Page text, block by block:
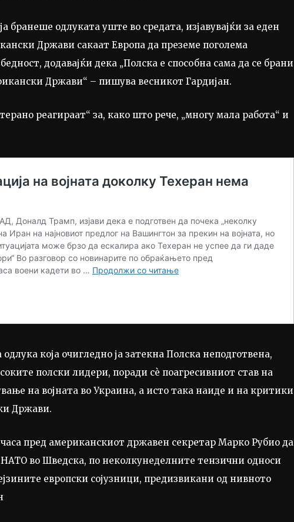
бранеше одлуката уште во средата, изјавувајќи за еден
Држави сакаат Европа да преземе поголема
додавајќи дека „Полска е способна сама да се брани
Држави“ – пишува весникот Гардијан.
реагираат“ за, како што рече, „многу мала работа“ и
која очигледно ја затекна Полска неподготвена,
полски лидери, поради сѐ поагресивниот став на
на војната во Украина, а исто така наиде и на критики
Држави.
пред американскиот државен секретар Марко Рубио да
во Шведска, по неколкунеделните тензични односи
европски сојузници, предизвикани од нивното